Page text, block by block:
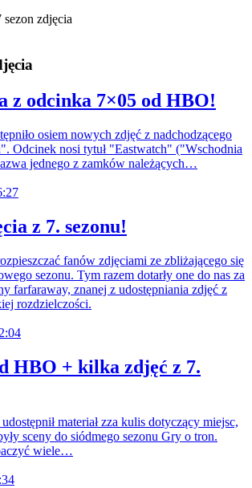
sezon zdjęcia
z odcinka 7×05 od HBO!
osiem nowych zdjęć z nadchodzącego
Odcinek nosi tytuł "Eastwatch" ("Wschodnia
jednego z zamków należących…
z 7. sezonu!
fanów zdjęciami ze zbliżającego się
sezonu. Tym razem dotarły one do nas za
farfaraway, znanej z udostępniania zdjęć z
rozdzielczości.
HBO + kilka zdjęć z 7.
materiał zza kulis dotyczący miejsc,
sceny do siódmego sezonu Gry o tron.
wiele…